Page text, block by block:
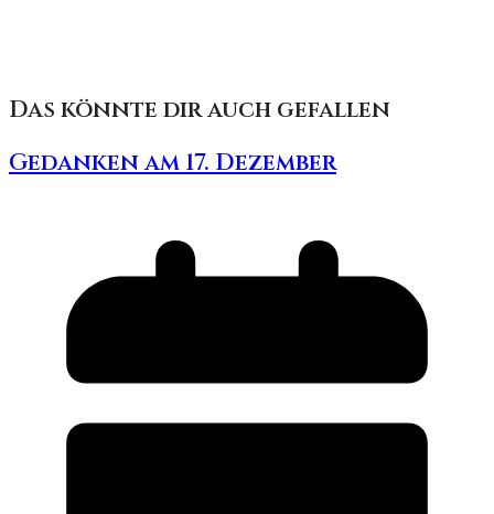
Das könnte dir auch gefallen
Gedanken am 17. Dezember